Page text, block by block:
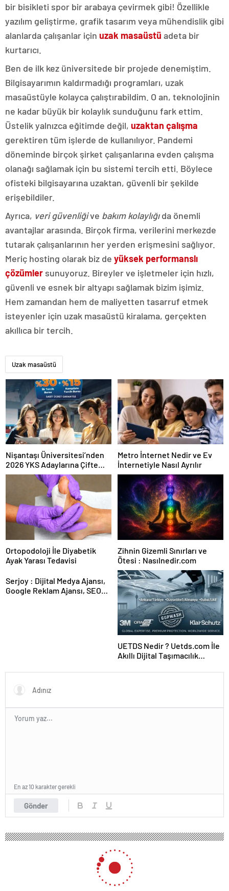
bir bisikleti spor bir arabaya çevirmek gibi! Özellikle
yazılım geliştirme, grafik tasarım veya mühendislik gibi
alanlarda çalışanlar için uzak masaüstü adeta bir
kurtarıcı.
Ben de ilk kez üniversitede bir projede denemiştim.
Bilgisayarımın kaldırmadığı programları, uzak
masaüstüyle kolayca çalıştırabildim. O an, teknolojinin
ne kadar büyük bir kolaylık sunduğunu fark ettim.
Üstelik yalnızca eğitimde değil, uzaktan çalışma
gerektiren tüm işlerde de kullanılıyor. Pandemi
döneminde birçok şirket çalışanlarına evden çalışma
olanağı sağlamak için bu sistemi tercih etti. Böylece
ofisteki bilgisayarına uzaktan, güvenli bir şekilde
erişebildiler.
Ayrıca, veri güvenliğive bakım kolaylığıda önemli
avantajlar arasında. Birçok firma, verilerini merkezde
tutarak çalışanlarının her yerden erişmesini sağlıyor.
Meriç hosting olarak biz de yüksek performanslı
çözümler sunuyoruz. Bireyler ve işletmeler için hızlı,
güvenli ve esnek bir altyapı sağlamak bizim işimiz.
Hem zamandan hem de maliyetten tasarruf etmek
isteyenler için uzak masaüstü kiralama, gerçekten
akıllıca bir tercih.
Uzak masaüstü
Nişantaşı Üniversitesi’nden
2026 YKS Adaylarına Çifte
Güvence: Sabit Ücret ve
Kesintisiz Burs
Metro İnternet Nedir ve Ev
İnternetiyle Nasıl Ayrılır
Ortopodoloji İle Diyabetik
Ayak Yarası Tedavisi
Zihnin Gizemli Sınırları ve
Ötesi : Nasılnedir.com
Serjoy : Dijital Medya Ajansı,
Google Reklam Ajansı, SEO
UETDS Nedir ? Uetds.com İle
Akıllı Dijital Taşımacılık
Gönder
En az 10 karakter gerekli